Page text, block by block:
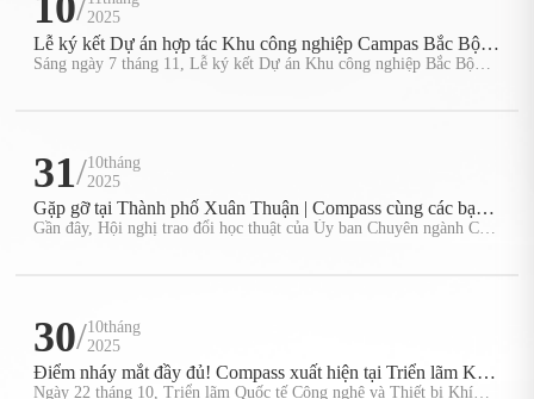
2025
Lễ ký kết Dự án hợp tác Khu công nghiệp Campas Bắc Bộ &
Dự án năng lượng tái tạo điện gió trên cạn 100MW (dự đầu
Sáng ngày 7 tháng 11, Lễ ký kết Dự án Khu công nghiệp Bắc Bộ
31/10tháng
2025
Gặp gỡ tại Thành phố Xuân Thuận | Compass cùng các bạn
đồng nghiệp trong ngành cùng thảo luận về phát triển chất
Gần đây, Hội nghị trao đổi học thuật của Ủy ban Chuyên ngành Cấp
30/10tháng
2025
Điểm nháy mắt đầy đủ! Compass xuất hiện tại Triển lãm Khí
Nhiên & Cung Cấp Nhiệt lần thứ 27, khẳng định vị thế lãnh
Ngày 22 tháng 10, Triển lãm Quốc tế Công nghệ và Thiết bị Khí